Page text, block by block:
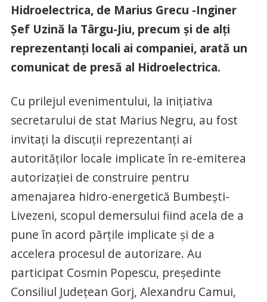
Hidroelectrica, de Marius Grecu -Inginer
Șef Uzină la Târgu-Jiu, precum și de alți
reprezentanți locali ai companiei, arată un
comunicat de presă al Hidroelectrica.
Cu prilejul evenimentului, la inițiativa
secretarului de stat Marius Negru, au fost
invitați la discuții reprezentanți ai
autorităților locale implicate în re-emiterea
autorizației de construire pentru
amenajarea hidro-energetică Bumbești-
Livezeni, scopul demersului fiind acela de a
pune în acord părțile implicate și de a
accelera procesul de autorizare. Au
participat Cosmin Popescu, președinte
Consiliul Județean Gorj, Alexandru Camui,